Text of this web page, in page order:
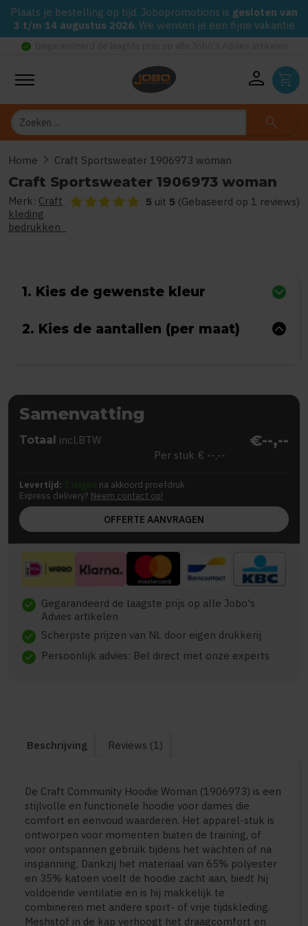
Plaats je bestelling op tijd. Jobopromotions is gesloten van
3 t/m 14 augustus 2026. We wensen je een fijne vakantie
check_circle
person shopping_cart
Zoeken search
Home chevron_right Craft Sportsweater 1906973 woman
Craft Sportsweater 1906973 woman
Merk: Craft
kleding
bedrukken
De beoordeling van dit product is5 van de 5
5 uit 5 (Gebaseerd op 1 reviews)
1. Kies de gewenste kleur
2. Kies de aantallen (per maat)
Samenvatting
Totaal incl.BTW €--,--
Per stuk € --,--
Levertijd: 5 dagen na akkoord proefdruk
Express delivery? Neem contact op!
OFFERTE AANVRAGEN
check Gegarandeerd de laagste prijs op alle Jobo's
Advies artikelen
check Scherpste prijzen van NL door eigen drukkerij
check Persoonlijk advies: Bel direct met onze experts
Beschrijving Reviews (1)
De Craft Community Hoodie Woman (1906973) is een
stijlvolle en functionele hoodie voor dames die
comfort en eenvoud waarderen. Het apparel-stuk is
ontworpen voor momenten buiten de training, of
voor ontspannen gebruik tijdens het wachten of na
inspanning. Dankzij het materiaal van 65% polyester
en 35% katoen voelt de hoodie zacht aan, biedt hij
voldoende ventilatie en is hij makkelijk te
combineren met andere sport- of vrije tijdskleding.
Meshstof in de kap verhoogt het draagcomfort en